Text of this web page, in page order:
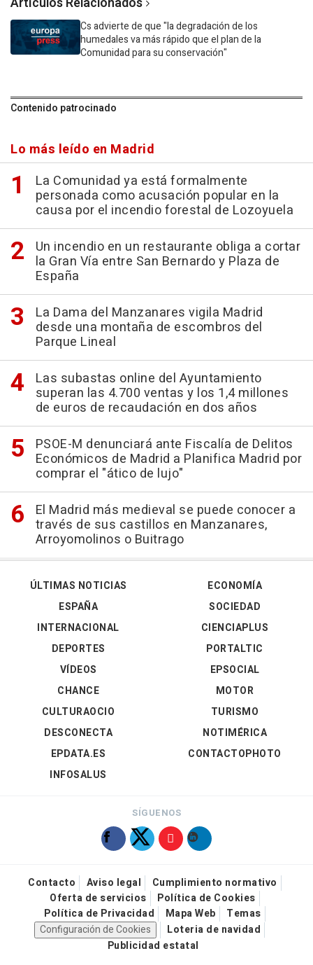
Cs advierte de que "la degradación de los
humedales va más rápido que el plan de la
Comunidad para su conservación"
Contenido patrocinado
Lo más leído en Madrid
La Comunidad ya está formalmente
personada como acusación popular en la
causa por el incendio forestal de Lozoyuela
Un incendio en un restaurante obliga a cortar
la Gran Vía entre San Bernardo y Plaza de
España
La Dama del Manzanares vigila Madrid
desde una montaña de escombros del
Parque Lineal
Las subastas online del Ayuntamiento
superan las 4.700 ventas y los 1,4 millones
de euros de recaudación en dos años
PSOE-M denunciará ante Fiscalía de Delitos
Económicos de Madrid a Planifica Madrid por
comprar el "ático de lujo"
El Madrid más medieval se puede conocer a
través de sus castillos en Manzanares,
Arroyomolinos o Buitrago
ÚLTIMAS NOTICIAS
ESPAÑA
INTERNACIONAL
DEPORTES
VÍDEOS
ECONOMÍA
SOCIEDAD
CIENCIAPLUS
PORTALTIC
EPSOCIAL
CHANCE
CULTURAOCIO
DESCONECTA
EPDATA.ES
INFOSALUS
MOTOR
TURISMO
NOTIMÉRICA
CONTACTOPHOTO
SÍGUENOS
Contacto Aviso legal
Cumplimiento normativo
Oferta de servicios
Política de Cookies
Política de Privacidad
Mapa Web
Temas
Configuración de Cookies
Loteria de navidad
Publicidad estatal